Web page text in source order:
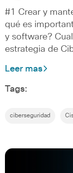
#1 Crear y
qué es
y software?
estrategia de
Leer mas
Tags:
ciberseguridad